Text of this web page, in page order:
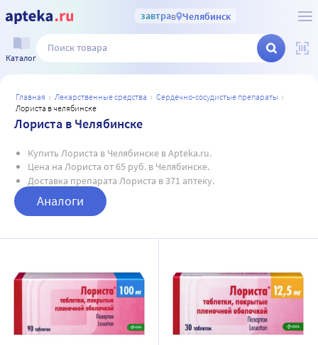
завтрав Челябинск
Каталог
главная лекарственные средства
сердечно-сосудистые препараты
лориста в челябинске
Лориста в Челябинске
Купить Лориста в Челябинске в Apteka.ru.
Цена на Лориста от 65 руб. в Челябинске.
Доставка препарата Лориста в 371 аптеку.
Аналоги